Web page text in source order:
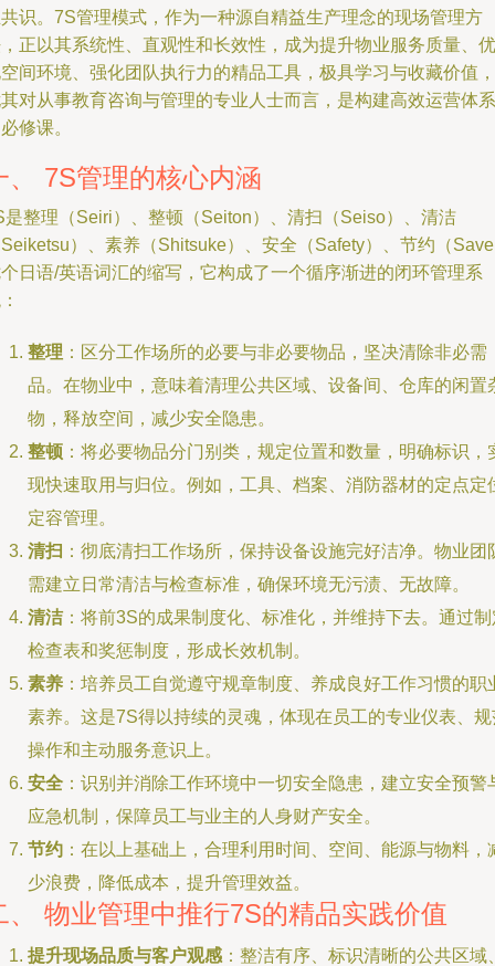
识。7S管理模式，作为一种源自精益生产理念的现场管理方
正以其系统性、直观性和长效性，成为提升物业服务质量、优
间环境、强化团队执行力的精品工具，极具学习与收藏价值，
对从事教育咨询与管理的专业人士而言，是构建高效运营体系
修课。
、 7S管理的核心内涵
是整理（Seiri）、整顿（Seiton）、清扫（Seiso）、清洁
）、素养（Shitsuke）、安全（Safety）、节约（
日语/英语词汇的缩写，它构成了一个循序渐进的闭环管理系
整理 ：区分工作场所的必要与非必要物品，坚决清除非必需
品。在物业中，意味着清理公共区域、设备间、仓库的闲置
物，释放空间，减少安全隐患。
整顿 ：将必要物品分门别类，规定位置和数量，明确标识，
现快速取用与归位。例如，工具、档案、消防器材的定点定
定容管理。
清扫 ：彻底清扫工作场所，保持设备设施完好洁净。物业团
需建立日常清洁与检查标准，确保环境无污渍、无故障。
清洁：将前3S的成果制度化、标准化，并维持下去。通过制
检查表和奖惩制度，形成长效机制。
素养 ：培养员工自觉遵守规章制度、养成良好工作习惯的职
素养。这是7S得以持续的灵魂，体现在员工的专业仪表、规
操作和主动服务意识上。
安全 ：识别并消除工作环境中一切安全隐患，建立安全预警
应急机制，保障员工与业主的人身财产安全。
节约 ：在以上基础上，合理利用时间、空间、能源与物料，
少浪费，降低成本，提升管理效益。
、 物业管理中推行7S的精品实践价值
提升现场品质与客户观感 ：整洁有序、标识清晰的公共区域